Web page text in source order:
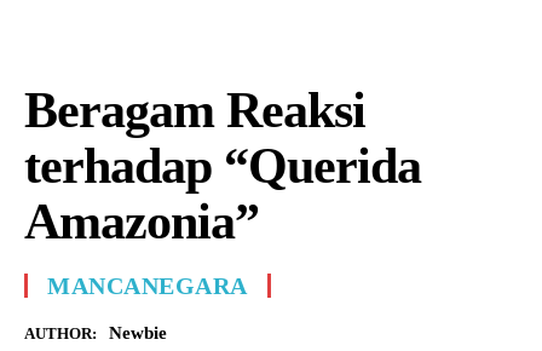
Beragam Reaksi
terhadap “Querida
Amazonia”
MANCANEGARA
AUTHOR: Newbie